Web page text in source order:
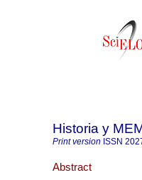
Historia y
Print version ISSN
Abstract